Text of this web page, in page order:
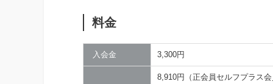
料金
入会金 3,300円
8,910円（正会員セルフプラス会